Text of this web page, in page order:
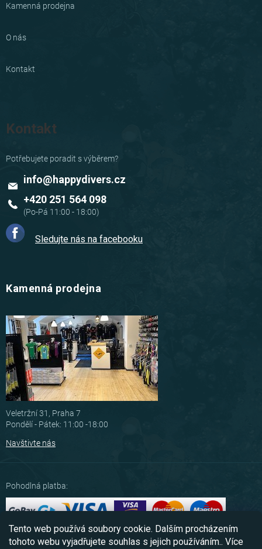
Tento web používá soubory cookie. Dalším procházením
tohoto webu vyjadřujete souhlas s jejich používáním.. Více
Kamenná prodejna
O nás
Kontakt
Kontakt
info@happydivers.cz
+420 251 564 098
Sledujte nás na facebooku
Kamenná prodejna
Veletržní 31, Praha 7
Pondělí - Pátek: 11:00 -18:00
Navštivte nás
Pohodlná platba:
Možnosti dopravy: